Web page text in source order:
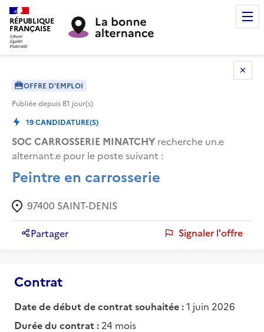
RÉPUBLIQUE
FRANÇAISE
OFFRE D'EMPLOI
Publiée depuis81 jour(s)
19CANDIDATURE(S)
SOC CARROSSERIE MINATCHY recherche un.e
alternant.e pour le poste suivant :
Peintre en carrosserie
97400 SAINT-DENIS
Partager Signaler l'offre
Contrat
Date de début de contrat souhaitée :1 juin 2026
Durée du contrat : 24 mois